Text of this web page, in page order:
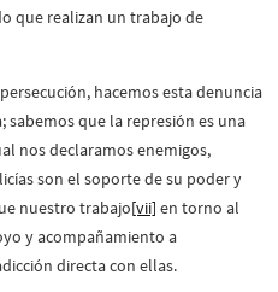
que realizan un trabajo de
hacemos esta denuncia
que la represión es una
nos declaramos enemigos,
son el soporte de su poder y
nuestro trabajo[vii] en torno al
y acompañamiento a
directa con ellas.